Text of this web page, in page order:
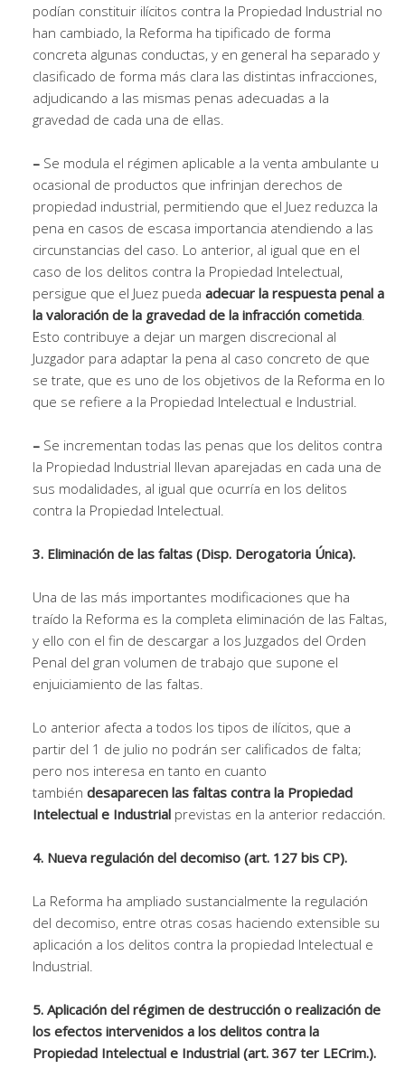
podían constituir ilícitos contra la Propiedad Industrial no
han cambiado, la Reforma ha tipificado de forma
concreta algunas conductas, y en general ha separado y
clasificado de forma más clara las distintas infracciones,
adjudicando a las mismas penas adecuadas a la
gravedad de cada una de ellas.
– Se modula el régimen aplicable a la venta ambulante u
ocasional de productos que infrinjan derechos de
propiedad industrial, permitiendo que el Juez reduzca la
pena en casos de escasa importancia atendiendo a las
circunstancias del caso. Lo anterior, al igual que en el
caso de los delitos contra la Propiedad Intelectual,
persigue que el Juez pueda adecuar la respuesta penal a
la valoración de la gravedad de la infracción cometida
Esto contribuye a dejar un margen discrecional al
Juzgador para adaptar la pena al caso concreto de que
se trate, que es uno de los objetivos de la Reforma en lo
que se refiere a la Propiedad Intelectual e Industrial.
– Se incrementan todas las penas que los delitos contra
la Propiedad Industrial llevan aparejadas en cada una de
sus modalidades, al igual que ocurría en los delitos
contra la Propiedad Intelectual.
3. Eliminación de las faltas (Disp. Derogatoria Única).
Una de las más importantes modificaciones que ha
traído la Reforma es la completa eliminación de las Faltas,
y ello con el fin de descargar a los Juzgados del Orden
Penal del gran volumen de trabajo que supone el
enjuiciamiento de las faltas.
Lo anterior afecta a todos los tipos de ilícitos, que a
partir del 1 de julio no podrán ser calificados de falta;
pero nos interesa en tanto en cuanto
también desaparecen las faltas contra la Propiedad
Intelectual e Industrial previstas en la anterior redacción.
4. Nueva regulación del decomiso (art. 127 bis CP).
La Reforma ha ampliado sustancialmente la regulación
del decomiso, entre otras cosas haciendo extensible su
aplicación a los delitos contra la propiedad Intelectual e
Industrial.
5. Aplicación del régimen de destrucción o realización de
los efectos intervenidos a los delitos contra la
Propiedad Intelectual e Industrial (art. 367 ter LECrim.).